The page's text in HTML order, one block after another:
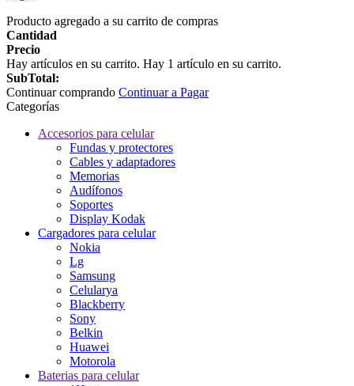
Producto agregado a su carrito de compras
Cantidad
Precio
Hay artículos en su carrito. Hay 1 artículo en su carrito.
SubTotal:
Continuar comprando Continuar a Pagar
Categorías
Accesorios para celular
Fundas y protectores
Cables y adaptadores
Memorias
Audífonos
Soportes
Display Kodak
Cargadores para celular
Nokia
Lg
Samsung
Celularya
Blackberry
Sony
Belkin
Huawei
Motorola
Baterias para celular